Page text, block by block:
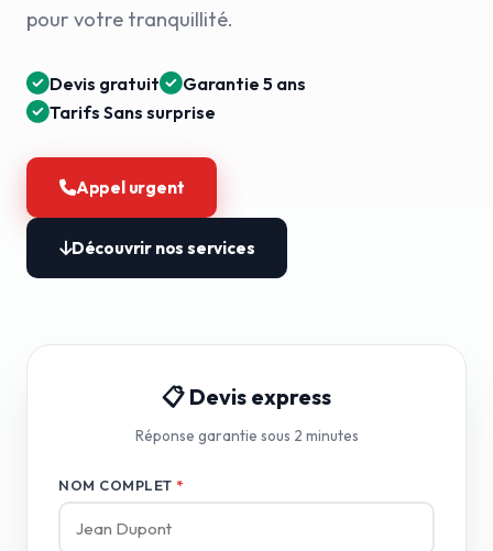
pour votre tranquillité.
Devis gratuit
Garantie 5 ans
Tarifs Sans surprise
Appel urgent
Découvrir nos services
📋 Devis express
Réponse garantie sous 2 minutes
NOM COMPLET *